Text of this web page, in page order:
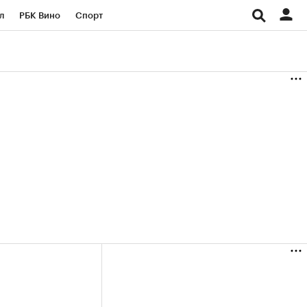
РБК Вино Спорт